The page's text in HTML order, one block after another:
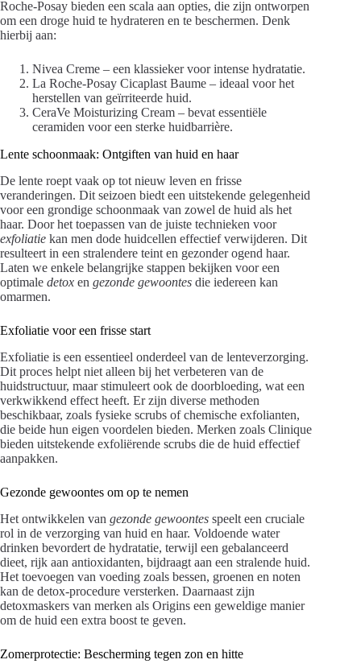
Roche-Posay bieden een scala aan opties, die zijn ontworpen
om een droge huid te hydrateren en te beschermen. Denk
hierbij aan:
Nivea Creme – een klassieker voor intense hydratatie.
La Roche-Posay Cicaplast Baume – ideaal voor het
herstellen van geïrriteerde huid.
CeraVe Moisturizing Cream – bevat essentiële
ceramiden voor een sterke huidbarrière.
Lente schoonmaak: Ontgiften van huid en haar
De lente roept vaak op tot nieuw leven en frisse
veranderingen. Dit seizoen biedt een uitstekende gelegenheid
voor een grondige schoonmaak van zowel de huid als het
haar. Door het toepassen van de juiste technieken voor
exfoliatie kan men dode huidcellen effectief verwijderen. Dit
resulteert in een stralendere teint en gezonder ogend haar.
Laten we enkele belangrijke stappen bekijken voor een
optimale detox en gezonde gewoontes die iedereen kan
omarmen.
Exfoliatie voor een frisse start
Exfoliatie is een essentieel onderdeel van de lenteverzorging.
Dit proces helpt niet alleen bij het verbeteren van de
huidstructuur, maar stimuleert ook de doorbloeding, wat een
verkwikkend effect heeft. Er zijn diverse methoden
beschikbaar, zoals fysieke scrubs of chemische exfolianten,
die beide hun eigen voordelen bieden. Merken zoals Clinique
bieden uitstekende exfoliërende scrubs die de huid effectief
aanpakken.
Gezonde gewoontes om op te nemen
Het ontwikkelen van gezonde gewoontes speelt een cruciale
rol in de verzorging van huid en haar. Voldoende water
drinken bevordert de hydratatie, terwijl een gebalanceerd
dieet, rijk aan antioxidanten, bijdraagt aan een stralende huid.
Het toevoegen van voeding zoals bessen, groenen en noten
kan de detox-procedure versterken. Daarnaast zijn
detoxmaskers van merken als Origins een geweldige manier
om de huid een extra boost te geven.
Zomerprotectie: Bescherming tegen zon en hitte